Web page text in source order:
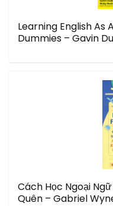
Learning English As
Dummies – Gavin
Cách Học Ngoại
Quên – Gabriel